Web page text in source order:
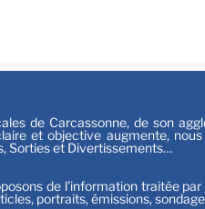
de Carcassonne, de son
et objective augmente,
Sorties et Divertissements…
de l’information traitée
portraits, émissions,